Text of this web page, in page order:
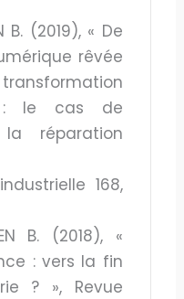
B. (2019), « De
rêvée
: le cas de
réparation
168,
B. (2018), «
: vers la fin
? », Revue